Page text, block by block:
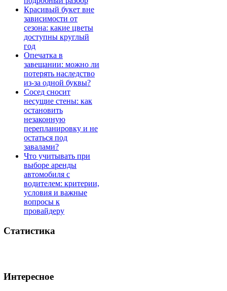
Красивый букет вне
зависимости от
сезона: какие цветы
доступны круглый
год
Опечатка в
завещании: можно ли
потерять наследство
из-за одной буквы?
Сосед сносит
несущие стены: как
остановить
незаконную
перепланировку и не
остаться под
завалами?
Что учитывать при
выборе аренды
автомобиля с
водителем: критерии,
условия и важные
вопросы к
провайдеру
Статистика
Интересное